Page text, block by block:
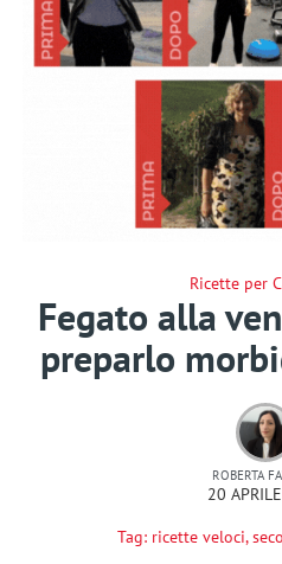
Ricette per
Fegato alla
preparlo
ROBERTA
20
Tag: ricette veloci,